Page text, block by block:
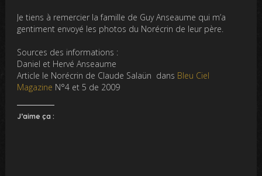
Je tiens à remercier la famille de Guy Anseaume qui m’a
gentiment envoyé les photos du Norécrin de leur père.
Sources des informations :
Daniel et Hervé Anseaume
Article le Norécrin de Claude Salaün dans Bleu Ciel
Magazine N°4 et 5 de 2009
J’aime ça :